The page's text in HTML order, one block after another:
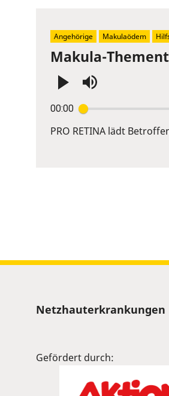
Makula-
00:00
Enter
or
PRO RETINA lädt
Angehörige Makulaödem
Sitemap
Netzhauterkrankungen
Gefördert durch: